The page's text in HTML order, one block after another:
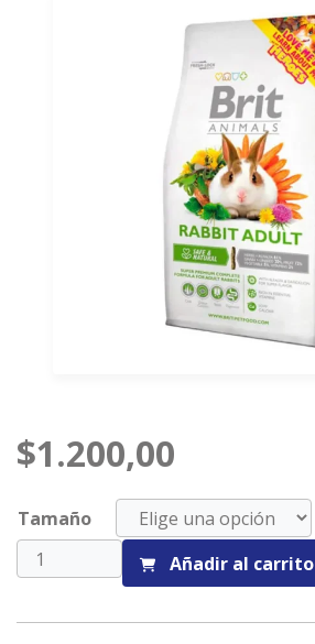
$1.200,00
Tamaño
Alimento
BRIT
cantidad
Añadir al carrito